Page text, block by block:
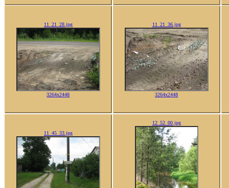
11_21_28.jpg
3264x2448
11_21_36.jpg
3264x2448
11_45_33.jpg
12_52_00.jpg